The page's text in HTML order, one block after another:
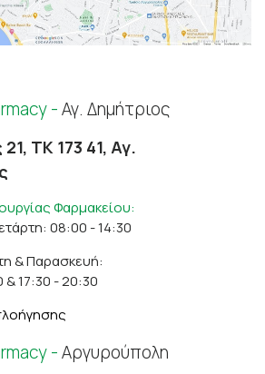
-Αγ. Δημήτριος
ΤΚ 173 41, Αγ.
Φαρμακείου:
08:00 - 14:30
& Παρασκευή:
17:30 - 20:30
-Αργυρούπολη